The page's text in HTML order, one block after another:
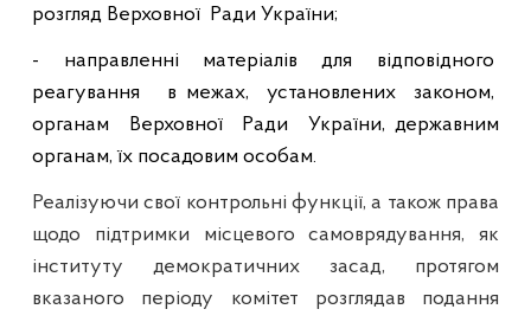
розгляд Верховної Ради України;
- направленні матеріалів для
відповідного
реагування
в межах, установлених
законом,
органам
Верховної Ради
України, державним
органам, їх посадовим особам.
Реалізуючи свої контрольні функції, а також права
щодо підтримки місцевого самоврядування, як
інституту демократичних засад, протягом
вказаного періоду комітет розглядав подання